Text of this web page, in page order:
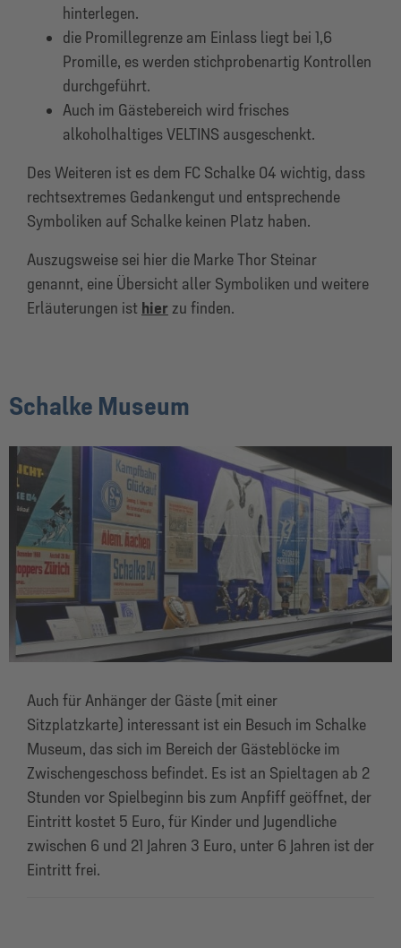
hinterlegen.
die Promillegrenze am Einlass liegt bei 1,6
Promille, es werden stichprobenartig Kontrollen
durchgeführt.
Auch im Gästebereich wird frisches
alkoholhaltiges VELTINS ausgeschenkt.
Des Weiteren ist es dem FC Schalke 04 wichtig, dass
rechtsextremes Gedankengut und entsprechende
Symboliken auf Schalke keinen Platz haben.
Auszugsweise sei hier die Marke Thor Steinar
genannt, eine Übersicht aller Symboliken und weitere
Erläuterungen ist hier zu finden.
Schalke Museum
Auch für Anhänger der Gäste (mit einer
Sitzplatzkarte) interessant ist ein Besuch im Schalke
Museum, das sich im Bereich der Gästeblöcke im
Zwischengeschoss befindet. Es ist an Spieltagen ab 2
Stunden vor Spielbeginn bis zum Anpfiff geöffnet, der
Eintritt kostet 5 Euro, für Kinder und Jugendliche
zwischen 6 und 21 Jahren 3 Euro, unter 6 Jahren ist der
Eintritt frei.